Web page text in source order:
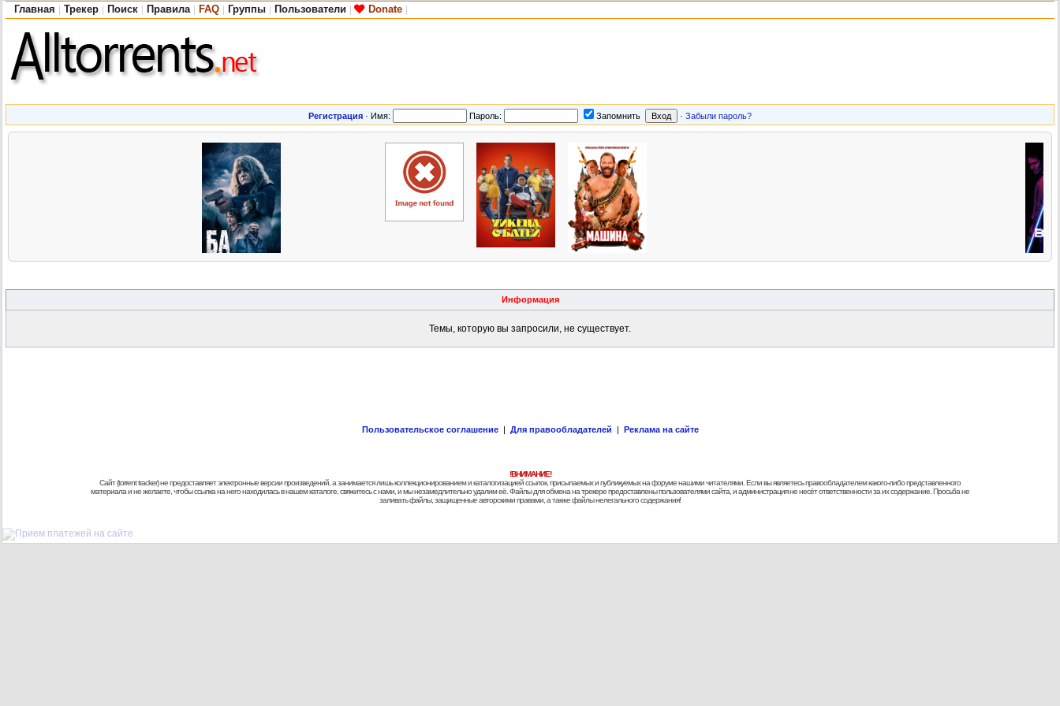
Главная Трекер Поиск Правила FAQ Группы Пользователи Donate
Регистрация · Имя: Пароль: Запомнить · Забыли пароль?
Информация
Темы, которую вы запросили, не существует.
Пользовательское соглашение | Для правообладателей | Реклама на сайте
!ВНИМАНИЕ!
Сайт (torrent tracker) не предоставляет электронные версии произведений, а занимается лишь коллекционированием и каталогизацией ссылок, присылаемых и публикуемых на форуме нашими читателями. Если вы являетесь правообладателем какого-либо представленного
материала и не желаете, чтобы ссылка на него находилась в нашем каталоге, свяжитесь с нами, и мы незамедлительно удалим её. Файлы для обмена на трекере предоставлены пользователями сайта, и администрация не несёт ответственности за их содержание. Просьба не
заливать файлы, защищенные авторскими правами, а также файлы нелегального содержания!